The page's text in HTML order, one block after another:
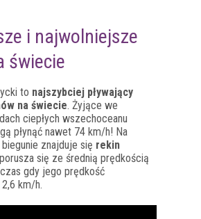
i najwolniejsze
świecie
to najszybciej pływający
na świecie. Żyjące we
ciepłych wszechoceanu
płynąć nawet 74 km/h! Na
znajduje się rekin
się ze średnią prędkością
gdy jego prędkość
km/h.